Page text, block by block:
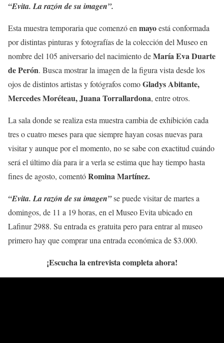
“Evita. La razón de su imagen”.
Esta muestra temporaria que comenzó en mayoestá conformada
por distintas pinturas y fotografías de la colección del Museo en
nombre del 105 aniversario del nacimiento deMaría Eva Duarte
de Perón. Busca mostrar la imagen de la figura vista desde los
ojos de distintos artistas y fotógrafos comoGladys Abitante,
Mercedes Moréteau, Juana Torrallardona, entre otros.
La sala donde se realiza esta muestra cambia de exhibición cada
tres o cuatro meses para que siempre hayan cosas nuevas para
visitar y aunque por el momento, no se sabe con exactitud cuándo
será el último día para ir a verla se estima que hay tiempo hasta
fines de agosto, comentóRomina Martínez.
“Evita. La razón de su imagen”se puede visitar de martes a
domingos, de 11 a 19 horas, en el Museo Evita ubicado en
Lafinur 2988. Su entrada es gratuita pero para entrar al museo
primero hay que comprar una entrada económica de $3.000.
¡Escucha la entrevista completa ahora!